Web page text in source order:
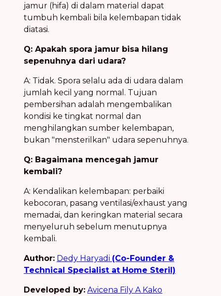
jamur (hifa) di dalam material dapat
tumbuh kembali bila kelembapan tidak
diatasi.
Q: Apakah spora jamur bisa hilang
sepenuhnya dari udara?
A: Tidak. Spora selalu ada di udara dalam
jumlah kecil yang normal. Tujuan
pembersihan adalah mengembalikan
kondisi ke tingkat normal dan
menghilangkan sumber kelembapan,
bukan "mensterilkan" udara sepenuhnya.
Q: Bagaimana mencegah jamur
kembali?
A: Kendalikan kelembapan: perbaiki
kebocoran, pasang ventilasi/exhaust yang
memadai, dan keringkan material secara
menyeluruh sebelum menutupnya
kembali.
Author: Dedy Haryadi (Co-Founder &
Technical Specialist at Home Steril)
Developed by: Avicena Fily A Kako